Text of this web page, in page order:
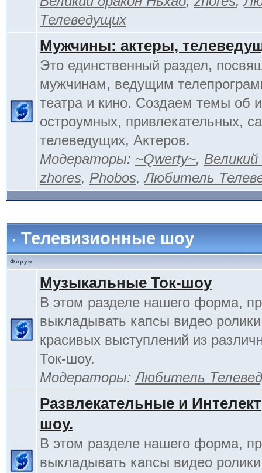
Телеведущих
Мужчины: актеры,
Это единственный раздел,
мужчинам, ведущим
театра и кино. Создаем темы об
остроумных, привлекательных,
телеведущих, Актеров.
Модераторы: ~Qwerty~, Великий
zhores, Phobos,Любитель
Телевизионные шоу
Форум
Музыкальные Ток-шоу
В этом разделе нашего форма,
выкладывать капсы видео
красивых выступлений из
Ток-шоу.
Модераторы:Любитель
Развлекательные и
шоу.
В этом разделе нашего форма,
выкладывать капсы видео